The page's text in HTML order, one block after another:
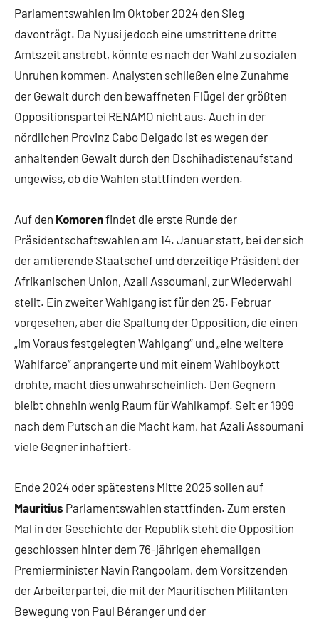
Parlamentswahlen im Oktober 2024 den Sieg
davonträgt. Da Nyusi jedoch eine umstrittene dritte
Amtszeit anstrebt, könnte es nach der Wahl zu sozialen
Unruhen kommen. Analysten schließen eine Zunahme
der Gewalt durch den bewaffneten Flügel der größten
Oppositionspartei RENAMO nicht aus. Auch in der
nördlichen Provinz Cabo Delgado ist es wegen der
anhaltenden Gewalt durch den Dschihadistenaufstand
ungewiss, ob die Wahlen stattfinden werden.
Auf den Komorenfindet die erste Runde der
Präsidentschaftswahlen am 14. Januar statt, bei der sich
der amtierende Staatschef und derzeitige Präsident der
Afrikanischen Union, Azali Assoumani, zur Wiederwahl
stellt. Ein zweiter Wahlgang ist für den 25. Februar
vorgesehen, aber die Spaltung der Opposition, die einen
„im Voraus festgelegten Wahlgang“ und „eine weitere
Wahlfarce“ anprangerte und mit einem Wahlboykott
drohte, macht dies unwahrscheinlich. Den Gegnern
bleibt ohnehin wenig Raum für Wahlkampf. Seit er 1999
nach dem Putsch an die Macht kam, hat Azali Assoumani
viele Gegner inhaftiert.
Ende 2024 oder spätestens Mitte 2025 sollen auf
Mauritius Parlamentswahlen stattfinden. Zum ersten
Mal in der Geschichte der Republik steht die Opposition
geschlossen hinter dem 76-jährigen ehemaligen
Premierminister Navin Rangoolam, dem Vorsitzenden
der Arbeiterpartei, die mit der Mauritischen Militanten
Bewegung von Paul Béranger und der